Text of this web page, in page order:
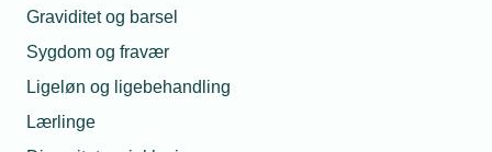
Graviditet og barsel
Sygdom og fravær
Ligeløn og ligebehandling
Lærlinge
muligheder for at få uddannet
nuværende medarbejdere til at være
faglærte